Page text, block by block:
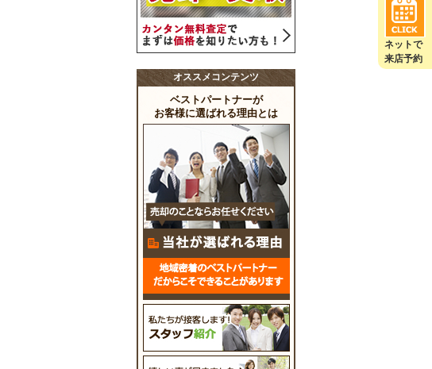
ネットで
来店予約
オススメコンテンツ
ベストパートナーが
お客様に選ばれる理由とは